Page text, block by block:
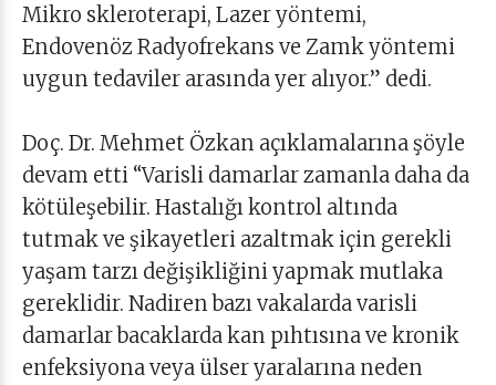
Mikro skleroterapi, Lazer yöntemi,
Endovenöz Radyofrekans ve Zamk yöntemi
uygun tedaviler arasında yer alıyor.” dedi.
Doç. Dr. Mehmet Özkan açıklamalarına şöyle
devam etti “Varisli damarlar zamanla daha da
kötüleşebilir. Hastalığı kontrol altında
tutmak ve şikayetleri azaltmak için gerekli
yaşam tarzı değişikliğini yapmak mutlaka
gereklidir. Nadiren bazı vakalarda varisli
damarlar bacaklarda kan pıhtısına ve kronik
enfeksiyona veya ülser yaralarına neden